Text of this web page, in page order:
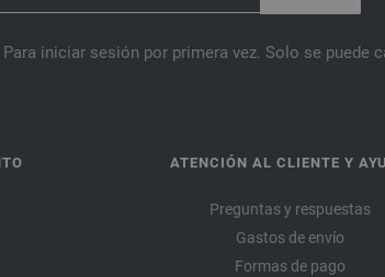
iniciar sesión por primera vez. Solo se puede
ATENCIÓN AL CLIENTE Y
Preguntas y respuestas
Gastos de envío
Formas de pago